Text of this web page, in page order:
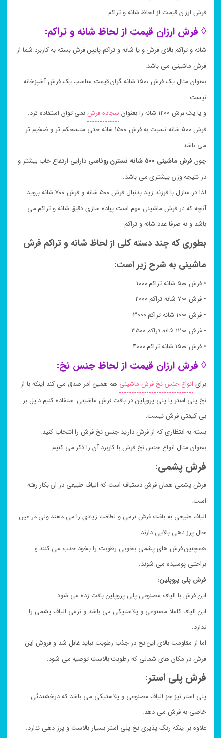
فرش ارزان قیمت از لحاظ شانه و تراکم
◊ فرش ارزان قیمت از لحاظ شانه و تراکم:
شانه و تراکم بالای فرش و یا شانه و تراکم پایین فرش بسته به کاربرد شما از
فرش ماشینی می باشد.
بعنوان مثال یک فرش ۱۵۰۰ شانه گران قیمت مناسب یک فرش آشپزخانه
نیست
و یا یک فرش ۱۲۰۰ شانه را بعنوان
سجاده فرشنمی توان استفاده کرد.
فرش ۵۰۰ شانه نسبت به فرش ۱۵۰۰ شانه حتی متسحکم تر و ضخیم تر
می باشد.
چون فرش ماشینی ۵۰۰ شانه نسترن روناسی
دارایی ارتفاع خاب بیشتر و
در نتیجه وزن بیشتری می باشد.
لذا در منازل با فرزند زیاد بدنبال فرش ۵۰۰ شانه و فرش ۷۰۰ شانه بروید.
آنچه که در فرش ماشینی مهم است پیاده سازی دقیق شانه و تراکم می
باشد و نه صرفا عدد شانه و تراکم
بطوری که چند دسته کلی از لحاظ شانه و تراکم فرش
ماشینی به شرح زیر است:
• فرش ۵۰۰ شانه تراکم ۱۰۰۰
• فرش ۷۰۰ شانه تراکم ۲۰۰۰
• فرش ۱۰۰۰ شانه تراکم ۳۰۰۰
• فرش ۱۲۰۰ شانه تراکم ۳۵۰۰
• فرش ۱۵۰۰ شانه تراکم ۴۰۰۰
◊ فرش ارزان قیمت از لحاظ جنس نخ:
برای انواع جنس نخ فرش ماشینی هم همین امر صدق می کند اینکه با از
نخ پلی استر یا پلی پروپلین در بافت فرش ماشینی استفاده کنیم دلیل بر
بی کیفتی فرش نیست.
بسته به انتظاری که از فرش دارید جنس نخ فرش را انتخاب کنید.
بعنوان مثال انواع جنس نخ فرش با کاربرد آن را ذکر می کنیم.
فرش پشمی:
فرش پشمی همان فرش دستباف است که الیاف طبیعی در ان بکار رفته
است.
الیاف طبیعی به بافت فرش نرمی و لطافت زیادی را می دهند ولی در عین
حال پرز دهی بالایی دارند.
همچنین فرش های پشمی بخوبی رطوبت را بخود جذب می کنند و
براحتی پوسیده می شوند.
فرش پلی پروپلین:
این فرش با الیاف مصنوعی پلی پروپلین بافت زده می شود.
این الیاف کاملا مصنوعی و پلاستیکی می باشد و نرمی الیاف پشمی را
ندارد.
اما از مقاومت بالای این نخ در جذب رطوبت نباید غافل شد و فروش این
فرش در مکان های شمالی که رطوبت بالاست توصیه می شود.
فرش پلی استر:
پلی استر نیز جز الیاف مصنوعی و پلاستیکی می باشد که درخشندگی
خاصی به فرش می دهد.
علاوه بر اینکه رنگ پذیری نخ پلی استر بسیار بالاست و پرز دهی ندارد.